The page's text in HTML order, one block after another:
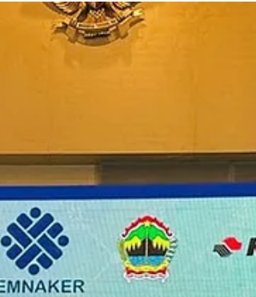
ば、確かに魅力的に映る。 しかし、その「ボーナ
ス」は本当に企業にとってのボーナスなのだろう
か。 人口ボーナスとは、単に若者が多い状態を指
は成長エンジンではなく、不安定化要因になりう
る。 近年のインドネシアでは、まさにその懸念が
強まっている。完全失業率は一見すると5％前後
推移し、国際比較でも極端に高い数字ではない。
貧困率も政府発表では低下している。こうした数
字だけを見ると、「若い国」「伸びる国」という
物語は維持される。 だが、現実はそれほど単純で
はない。 まず問題なのは、若年層の失業率が全体
平均よりかなり高いことである。